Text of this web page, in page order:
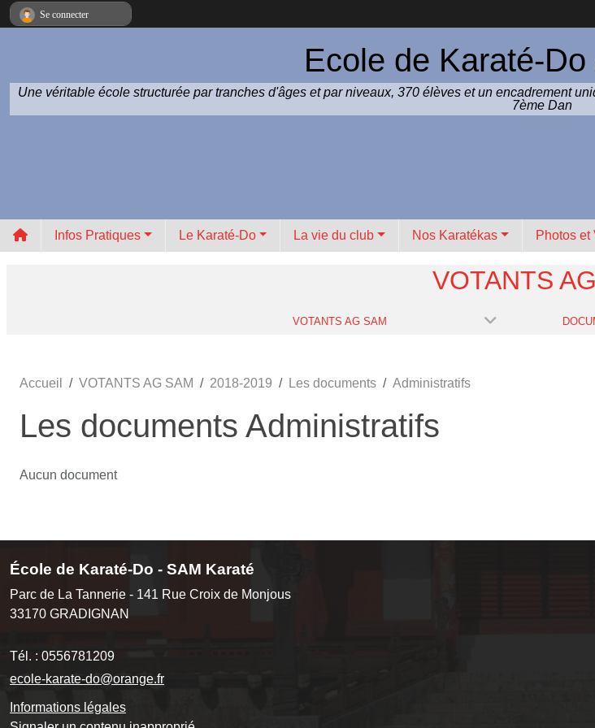
Ecole de Karaté-
Une véritable école structurée par tranches d'âges et par niveaux, 370 élèves et un encadrement
7ème Dan
Infos Pratiques Le Karaté-Do La vie du club Nos Karatékas Photos et
VOTANTS
VOTANTS AG SAM
Accueil VOTANTS AG SAM 2018-2019 Les documents Administratifs
Les documents Administratifs
Aucun document
École de Karaté-Do - SAM Karaté
Parc de La Tannerie - 141 Rue Croix de Monjous
33170 GRADIGNAN
Tél. : 0556781209
ecole-karate-do@orange.fr
Informations légales
Se connecter
Panneau de gestion des cookies